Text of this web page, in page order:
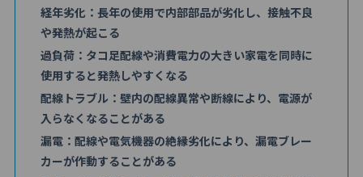
経年劣化：長年の使用で内部部品が劣化し、接触不良
や発熱が起こる
過負荷：タコ足配線や消費電力の大きい家電を同時に
使用すると発熱しやすくなる
配線トラブル：壁内の配線異常や断線により、電源が
入らなくなることがある
漏電：配線や電気機器の絶縁劣化により、漏電ブレー
カーが作動することがある